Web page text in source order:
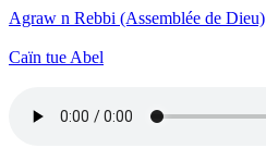
Agraw n Rebbi (Assemblée de Dieu)
Caïn tue Abel